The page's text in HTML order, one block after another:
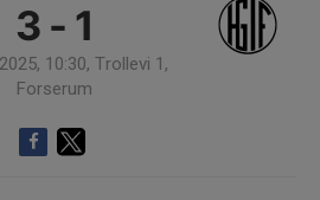
3 - 1
10:30, Trollevi 1,
Forserum